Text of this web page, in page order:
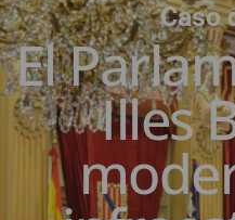
Caso
El
Illes